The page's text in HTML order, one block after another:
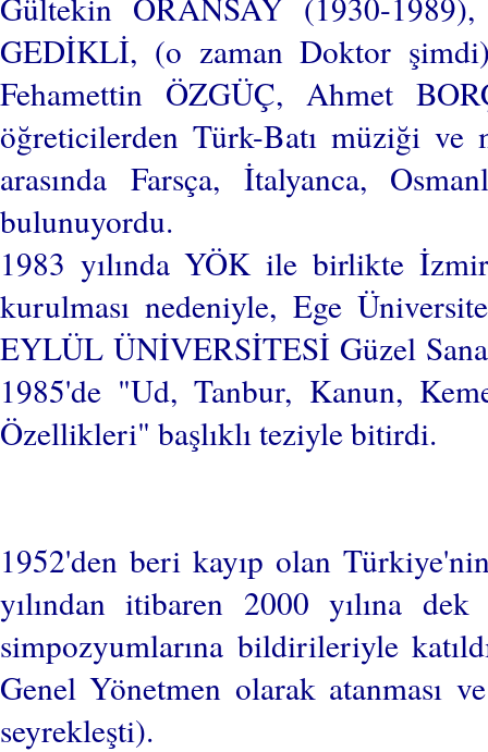
GEDİKLİ, (o zaman Doktor
Fehamettin ÖZGÜÇ, Ahmet
öğreticilerden Türk-Batı müziği
arasında Farsça, İtalyanca,
bulunuyordu.
1983 yılında YÖK ile birlikte
kurulması nedeniyle, Ege
EYLÜL ÜNİVERSİTESİ Güzel
1985'de "Ud, Tanbur, Kanun,
Özellikleri" başlıklı teziyle bitirdi.
1952'den beri kayıp olan
yılından itibaren 2000 yılına
simpozyumlarına bildirileriyle
Genel Yönetmen olarak atanması
seyrekleşti).